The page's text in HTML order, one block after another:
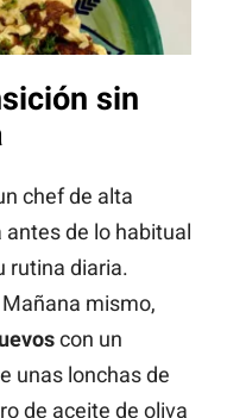
sin
chef de alta
de lo habitual
rutina diaria.
mismo,
con un
unas lonchas de
de aceite de oliva